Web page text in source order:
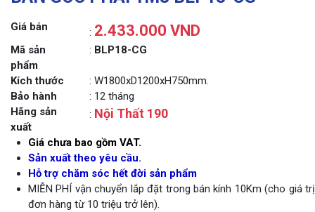
Giá bán : 2.433.000 VND
Mã sản
phẩm
: BLP18-CG
Kích thước
: W1800xD1200xH750mm.
Bảo hành
: 12 tháng
Hãng sản
xuất
: Nội Thất 190
Giá chưa bao gồm VAT.
Sản xuất theo yêu cầu.
Hỗ trợ chăm sóc hết đời sản phẩm
MIỄN PHÍ vận chuyển lắp đặt trong bán kính 10Km (cho giá trị
đơn hàng từ 10 triệu trở lên).